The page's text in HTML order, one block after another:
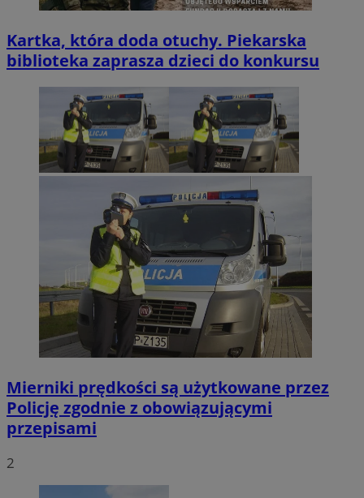
Kartka, która doda otuchy. Piekarska
biblioteka zaprasza dzieci do konkursu
Mierniki prędkości są użytkowane przez
Policję zgodnie z obowiązującymi
przepisami
2